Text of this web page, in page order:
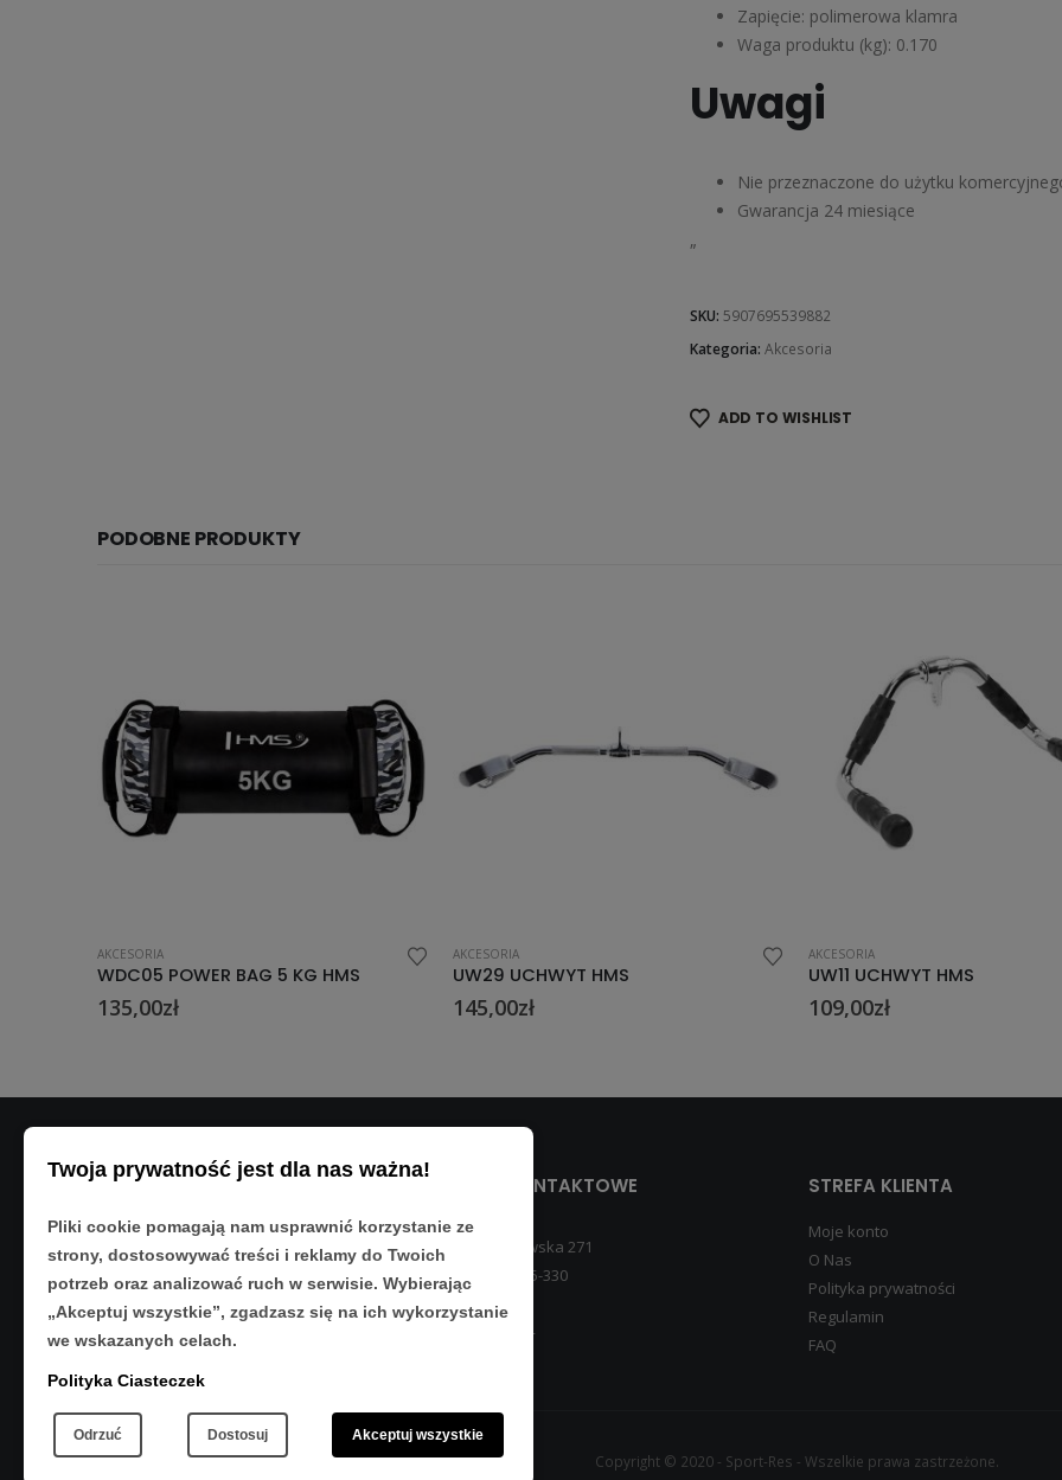
Zapięcie: polimerowa klamra
Waga produktu (kg): 0.170
Uwagi
Nie przeznaczone do użytku
Gwarancja 24 miesiące
„
SKU: 5907695539882
Kategoria: Akcesoria
ADD TO WISHLIST
PODOBNE PRODUKTY
AKCESORIA
UW29 UCHWYT HMS
145,00zł
AKCESORIA
UW11 UCHWYT HMS
109,00zł
AKCESORIA
WDC15 POWER BAG 15 KG
159,00zł
DANE KONTAKTOWE
Adres:
ul. Matysowska 271
Rzeszów 35-330
Telefon:
533 890 224
STREFA KLIENTA
Moje konto
O Nas
Polityka prywatności
Regulamin
FAQ
Copyright © 2020 - Sport-Res - Wszelkie prawa zastrzeżone.
Twoja prywatność jest dla nas ważna!
Pliki cookie pomagają nam usprawnić korzystanie ze
strony, dostosowywać treści i reklamy do Twoich
potrzeb oraz analizować ruch w serwisie. Wybierając
„Akceptuj wszystkie”, zgadzasz się na ich wykorzystanie
we wskazanych celach.
Polityka Ciasteczek
Odrzuć Dostosuj Akceptuj wszystkie